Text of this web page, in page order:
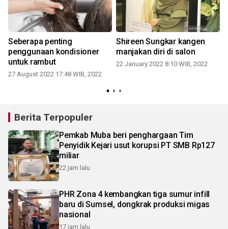
Seberapa penting
penggunaan kondisioner
untuk rambut
27 August 2022 17:48 WIB, 2022
Shireen Sungkar kangen
manjakan diri di salon
22 January 2022 8:10 WIB, 2022
Berita Terpopuler
Pemkab Muba beri penghargaan Tim
Penyidik Kejari usut korupsi PT SMB Rp127
miliar
22 jam lalu
PHR Zona 4 kembangkan tiga sumur infill
baru di Sumsel, dongkrak produksi migas
nasional
17 jam lalu